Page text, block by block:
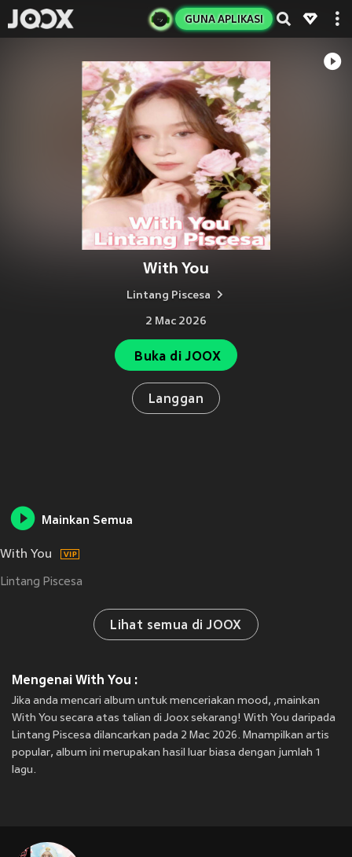
GUNA APLIKASI
With You
Lintang Piscesa
2 Mac 2026
Buka di JOOX
Langgan
Mainkan Semua
With You
Lintang Piscesa
Lihat semua di JOOX
Mengenai With You :
Jika anda mencari album untuk menceriakan mood, ,mainkan
With You secara atas talian di Joox sekarang! With You daripada
Lintang Piscesa dilancarkan pada 2 Mac 2026. Mnampilkan artis
popular, album ini merupakan hasil luar biasa dengan jumlah 1
lagu.